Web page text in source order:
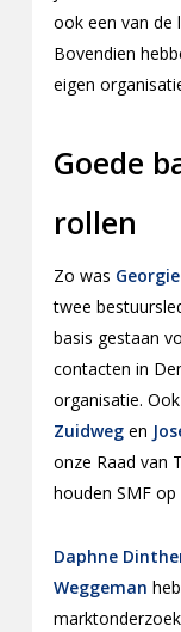
ook een van de
Bovendien
eigen
Goede
rollen
Zo was
twee
basis gestaan
contacten in
organisatie.
Zuidweg en
onze Raad van
houden SMF op
Daphne
Weggeman